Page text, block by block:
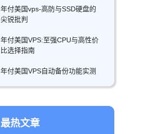
年付美国vps-高防与SSD硬盘的
尖锐批判
年付美国VPS:至强CPU与高性价
比选择指南
年付美国VPS自动备份功能实测
最热文章